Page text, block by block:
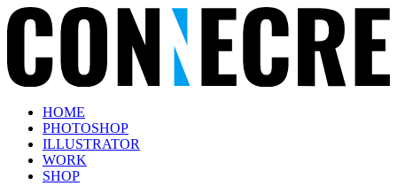
HOME
PHOTOSHOP
ILLUSTRATOR
WORK
SHOP